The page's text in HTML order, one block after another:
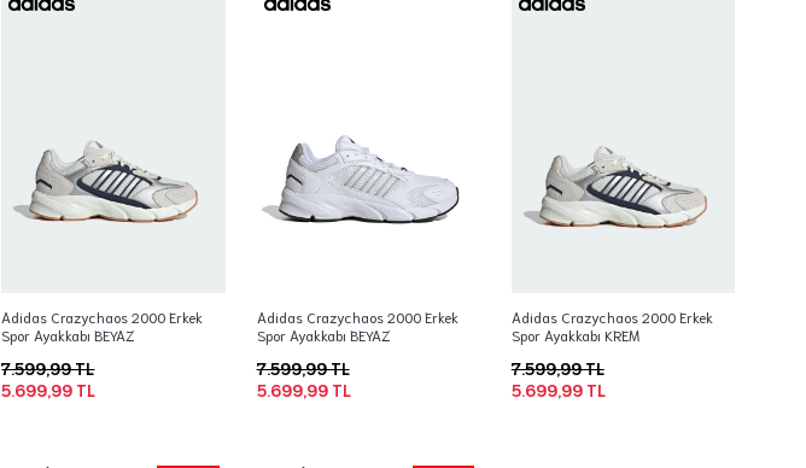
Adidas Crazychaos 2000 Erkek
Spor Ayakkabı BEYAZ
5.699,99 TL
7.599,99 TL
Adidas Crazychaos 2000 Erkek
Spor Ayakkabı BEYAZ
5.699,99 TL
7.599,99 TL
Adidas Crazychaos 2000 Erkek
Spor Ayakkabı KREM
5.699,99 TL
7.599,99 TL